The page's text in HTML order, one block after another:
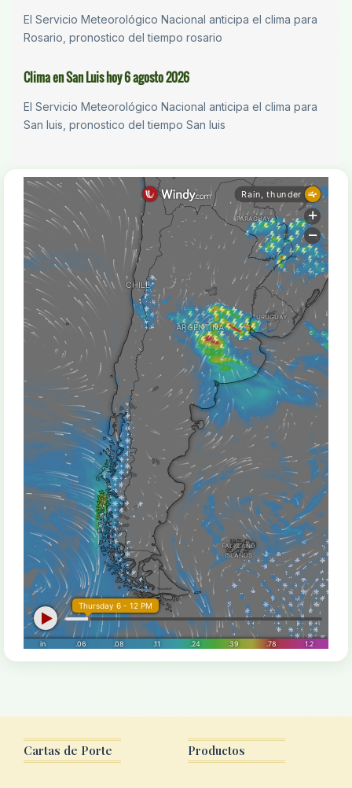
El Servicio Meteorológico Nacional anticipa el clima para
Rosario, pronostico del tiempo rosario
Clima en San Luis hoy 6 agosto 2026
El Servicio Meteorológico Nacional anticipa el clima para
San luis, pronostico del tiempo San luis
Cartas de Porte Productos